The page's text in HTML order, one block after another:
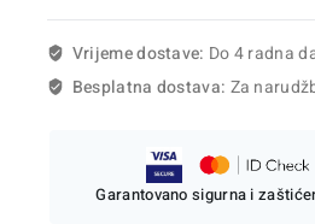
Vrijeme dostave: Do 4 radna
Besplatna dostava: Za
Garantovano sigurna i